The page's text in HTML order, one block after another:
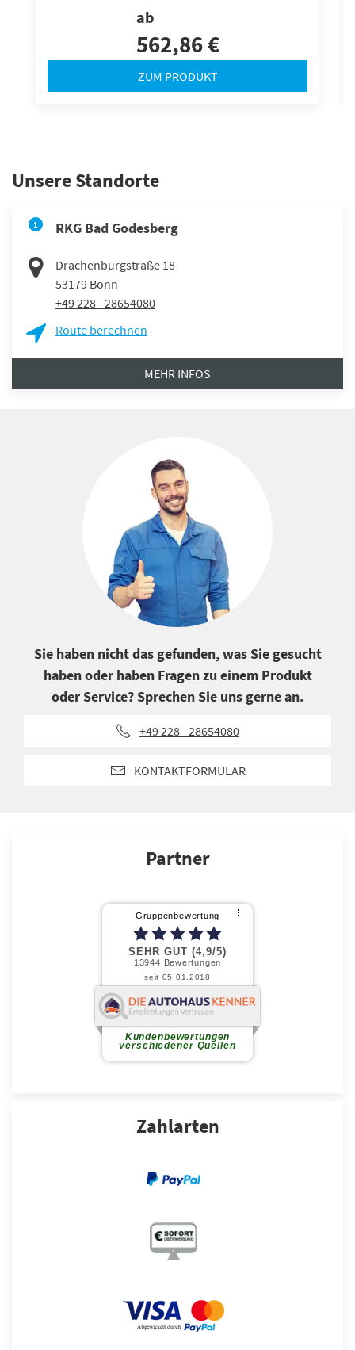
ab
562,86 €
ZUM PRODUKT
Unsere Standorte
1 RKG Bad Godesberg
Drachenburgstraße 18
53179 Bonn
+49 228 - 28654080
Route berechnen
MEHR INFOS
Sie haben nicht das gefunden, was Sie gesucht
haben oder haben Fragen zu einem Produkt
oder Service? Sprechen Sie uns gerne an.
+49 228 - 28654080
KONTAKTFORMULAR
Partner
Zahlarten